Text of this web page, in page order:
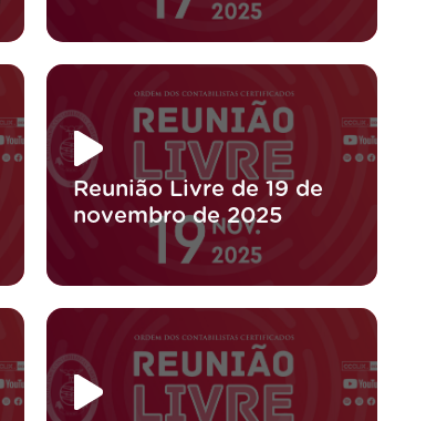
Reunião Livre de 19 de
novembro de 2025